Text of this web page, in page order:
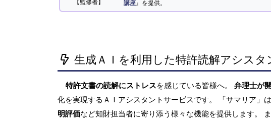
【監修者】
講座 』を提供。
生成ＡＩを利用した特許読解アシスタ
特許文書の読解にストレスを感じている皆様へ。 弁理士が
化を実現するＡＩアシスタントサービスです。 「サマリア」は
明評価など知財担当者に寄り添う様々な機能を提供します。